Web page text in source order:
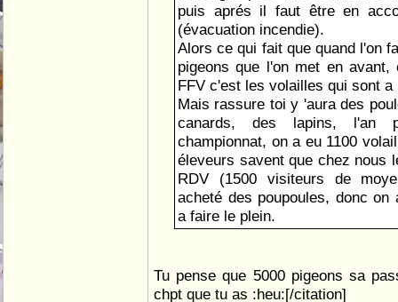
puis aprés il faut être en
(évacuation incendie).
Alors ce qui fait que quand l'on
pigeons que l'on met en
FFV c'est les volailles qui sont a
Mais rassure toi y 'aura des
canards, des lapins, l'an
championnat, on a eu 1100
éleveurs savent que chez nous
RDV (1500 visiteurs de
acheté des poupoules, donc
a faire le plein.
Tu pense que 5000 pigeons sa
chpt que tu as :heu:[/citation]